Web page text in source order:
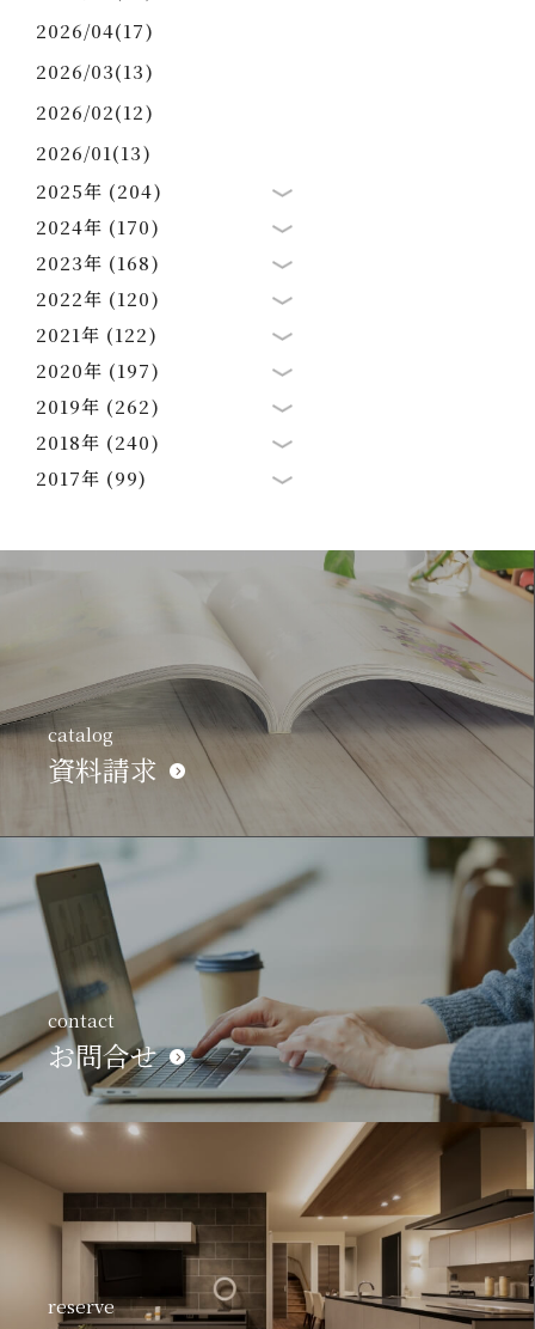
2026/04(17)
2026/03(13)
2026/02(12)
2026/01(13)
2025年 (204)
2024年 (170)
2023年 (168)
2022年 (120)
2021年 (122)
2020年 (197)
2019年 (262)
2018年 (240)
2017年 (99)
catalog
資料請求
contact
お問合せ
reserve